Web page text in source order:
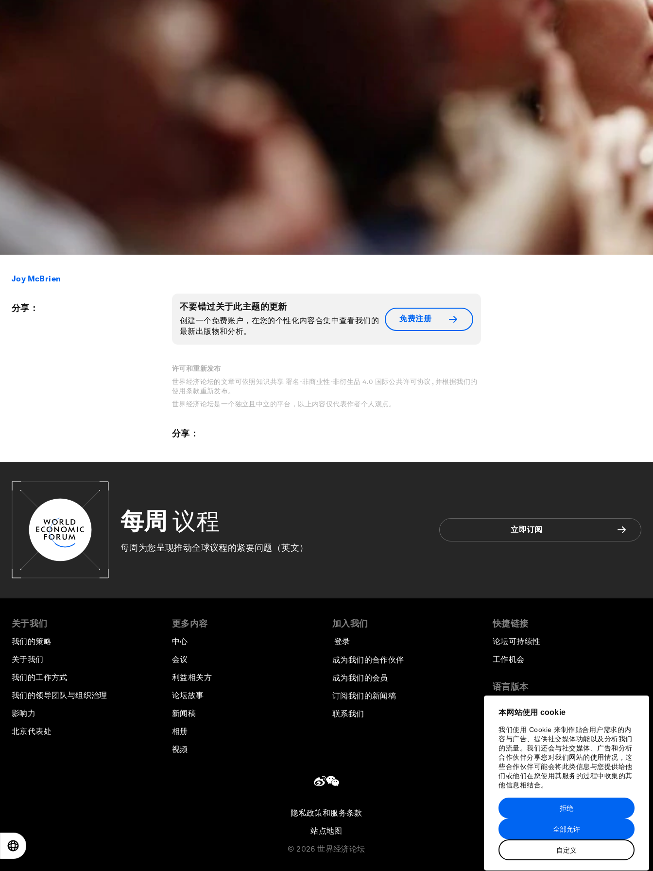
本网站使用 cookie
我们使用 Cookie 来制作贴合用户需求的内
容与广告、提供社交媒体功能以及分析我们
的流量。我们还会与社交媒体、广告和分析
合作伙伴分享您对我们网站的使用情况，这
些合作伙伴可能会将此类信息与您提供给他
们或他们在您使用其服务的过程中收集的其
他信息相结合。
全部允许
自定义
拒绝
Joy McBrien
分享： 不要错过关于此主题的更新
创建一个免费账户，在您的个性化内容合集中查看我们的
最新出版物和分析。
免费注册
许可和重新发布
世界经济论坛的文章可依照知识共享 署名-非商业性-非衍生品 4.0 国际公共许可协议 , 并根据我们的
使用条款重新发布。
世界经济论坛是一个独立且中立的平台，以上内容仅代表作者个人观点。
分享：
每周 议程
每周为您呈现推动全球议程的紧要问题（英文）
立即订阅
关于我们
我们的策略
关于我们
我们的工作方式
我们的领导团队与组织治理
影响力
北京代表处
更多内容
中心
会议
利益相关方
论坛故事
新闻稿
相册
视频
加入我们
登录
成为我们的合作伙伴
成为我们的会员
订阅我们的新闻稿
联系我们
快捷链接
论坛可持续性
工作机会
语言版本
隐私政策和服务条款
站点地图
© 2026 世界经济论坛